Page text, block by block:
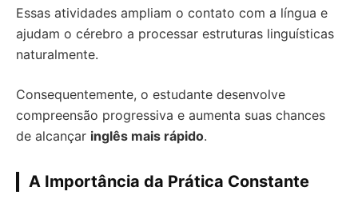
Essas atividades ampliam o contato com a língua e
ajudam o cérebro a processar estruturas linguísticas
naturalmente.
Consequentemente, o estudante desenvolve
compreensão progressiva e aumenta suas chances
de alcançar inglês mais rápido.
A Importância da Prática Constante